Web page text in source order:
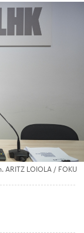
ARITZ LOIOLA / FOKU